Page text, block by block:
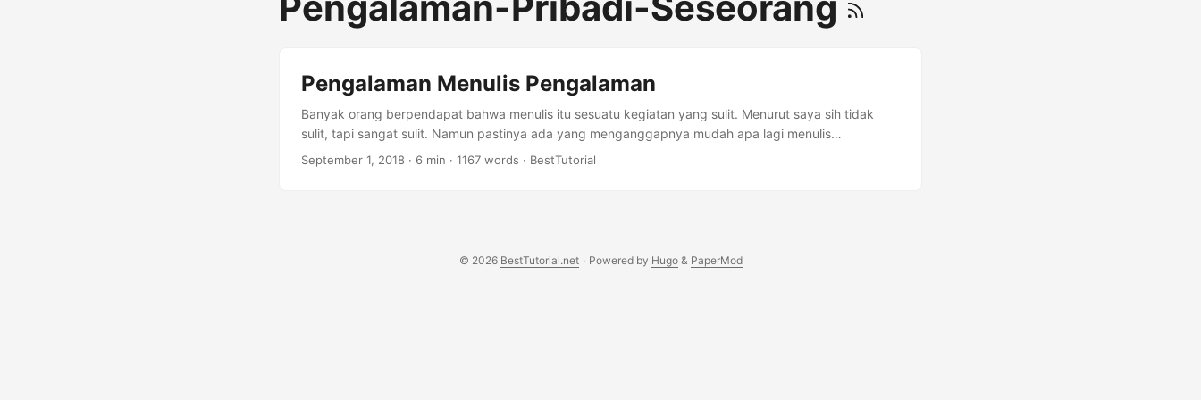
Pengalaman Menulis Pengalaman
Banyak orang berpendapat bahwa menulis itu sesuatu kegiatan yang sulit. Menurut saya sih tidak
sulit, tapi sangat sulit. Namun pastinya ada yang menganggapnya mudah apa lagi menulis
pengalaman pribadi. Maksudnya, mereka yang bilang menulis itu sulit adalah orang yang tidak suka
September 1, 2018 · 6 min · 1167 words · BestTutorial
© 2026 BestTutorial.net · Powered by Hugo& PaperMod